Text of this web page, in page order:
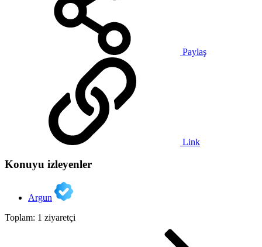
Paylaş
Link
Konuyu izleyenler
Argun
Toplam: 1 ziyaretçi